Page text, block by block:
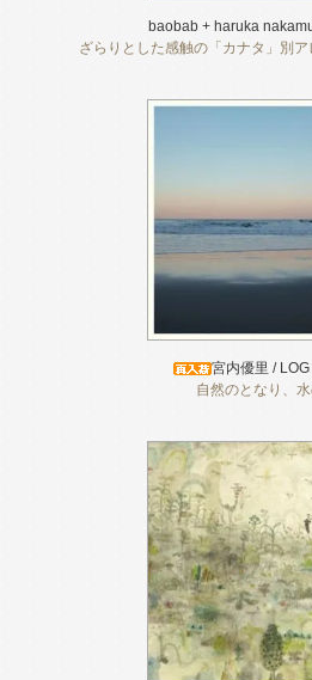
baobab + haruka
ざらりとした感触の「カナタ」別
宮内優里 / LOG
自然のとなり、